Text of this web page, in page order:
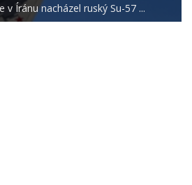
v Íránu nacházel ruský Su-57 ...